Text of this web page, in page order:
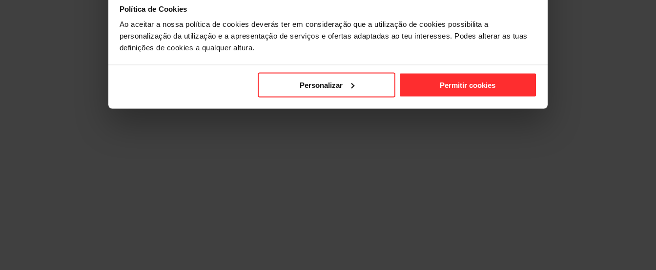
Política de Cookies
Ao aceitar a nossa política de cookies deverás ter em consideração que a utilização de cookies possibilita a
personalização da utilização e a apresentação de serviços e ofertas adaptadas ao teu interesses. Podes alterar as tuas
definições de cookies a qualquer altura.
Personalizar Permitir cookies